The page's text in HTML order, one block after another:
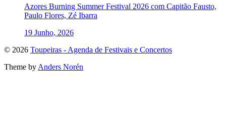
Azores Burning Summer Festival 2026 com Capitão Fausto,
Paulo Flores, Zé Ibarra
19 Junho, 2026
To
top
© 2026 Toupeiras - Agenda de Festivais e Concertos
Theme by Anders Norén